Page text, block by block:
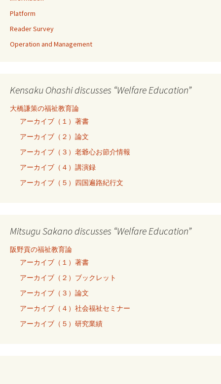
Platform
Reader Survey
Operation and Management
Kensaku Ohashi discusses “Welfare Education”
大橋謙策の福祉教育論
アーカイブ（１）著書
アーカイブ（２）論文
アーカイブ（３）老爺心お節介情報
アーカイブ（４）講演録
アーカイブ（５）四国遍路紀行文
Mitsugu Sakano discusses “Welfare Education”
阪野貢の福祉教育論
アーカイブ（１）著書
アーカイブ（２）ブックレット
アーカイブ（３）論文
アーカイブ（４）社会福祉セミナー
アーカイブ（５）研究業績